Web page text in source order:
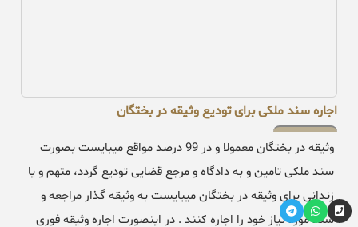
اجاره سند ملکی برای تودیع وثیقه در بختگان
وثیقه در بختگان معمولا و در 99 درصد مواقع میبایست بصورت
سند ملکی تامین و به دادگاه و مرجع قضایی تودیع گردد، متهم و یا
زندانی برای وثیقه در بختگان میبایست به وثیقه گذار مراجعه و
سند مورد نیاز خود را اجاره کنند . در اینصورت اجاره وثیقه فوری